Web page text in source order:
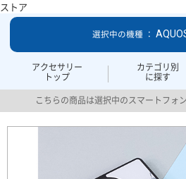
ストア
アクセサリー
トップ
カテゴリ別
に探す
選択中の機種 ：
こちらの商品は選択中のスマートフォ